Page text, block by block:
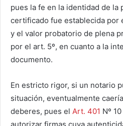
pues la fe en la identidad de la
certificado fue establecida por
y el valor probatorio de plena
por el art. 5º, en cuanto a la
documento.
En estricto rigor, si un notario
situación, eventualmente
deberes, pues el Art. 401 Nº